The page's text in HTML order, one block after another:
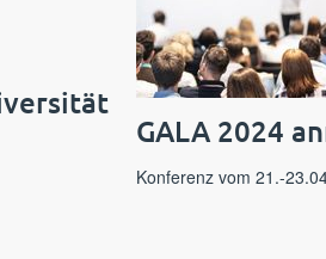
GALA 2024
Konferenz vom 21.-